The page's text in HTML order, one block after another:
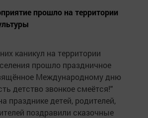
прошло на территории
каникул на территории
прошло праздничное
Международному дню
детство звонкое смеётся!"
празднике детей, родителей,
поздравили сказочные